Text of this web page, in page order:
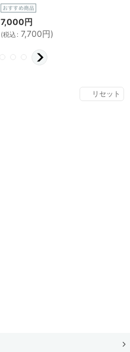
7,000円
(税込 : 7,700円)
リセット